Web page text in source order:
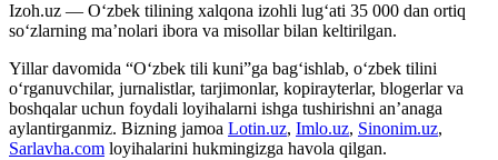
Izoh.uz — O‘zbek tilining xalqona izohli lug‘ati 35 000 dan ortiq
so‘zlarning ma’nolari ibora va misollar bilan keltirilgan.
Yillar davomida “O‘zbek tili kuni”ga bag‘ishlab, o‘zbek tilini
o‘rganuvchilar, jurnalistlar, tarjimonlar, kopirayterlar, blogerlar va
boshqalar uchun foydali loyihalarni ishga tushirishni an’anaga
aylantirganmiz. Bizning jamoa Lotin.uz, Imlo.uz, Sinonim.uz,
Sarlavha.com loyihalarini hukmingizga havola qilgan.